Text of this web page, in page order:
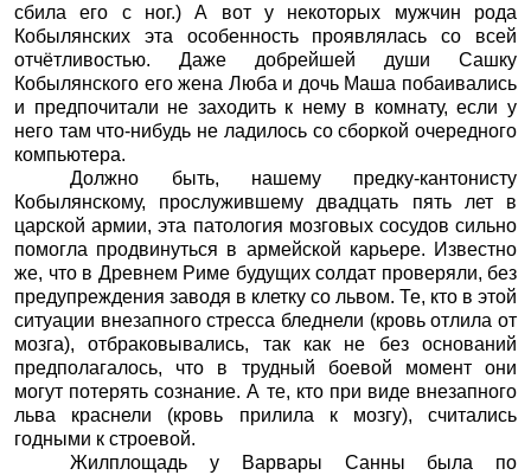
сбила его с ног.) А вот у некоторых мужчин рода
Кобылянских эта особенность проявлялась со всей
отчётливостью. Даже добрейшей души Сашку
Кобылянского его жена Люба и дочь Маша побаивались
и предпочитали не заходить к нему в комнату, если у
него там что-нибудь не ладилось со сборкой очередного
компьютера.
Должно быть, нашему предку-кантонисту
Кобылянскому, прослужившему двадцать пять лет в
царской армии, эта патология мозговых сосудов сильно
помогла продвинуться в армейской карьере. Известно
же, что в Древнем Риме будущих солдат проверяли, без
предупреждения заводя в клетку со львом. Те, кто в этой
ситуации внезапного стресса бледнели (кровь отлила от
мозга), отбраковывались, так как не без оснований
предполагалось, что в трудный боевой момент они
могут потерять сознание. А те, кто при виде внезапного
льва краснели (кровь прилила к мозгу), считались
годными к строевой.
Жилплощадь у Варвары Санны была по